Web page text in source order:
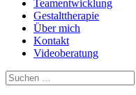
Teamentwicklung
Gestalttherapie
Über mich
Kontakt
Videoberatung
Suchen
nach: